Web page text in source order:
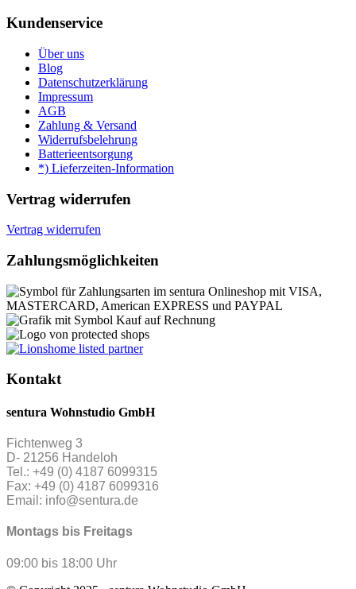
Kundenservice
Über uns
Blog
Datenschutzerklärung
Impressum
AGB
Zahlung & Versand
Widerrufsbelehrung
Batterieentsorgung
*) Lieferzeiten-Information
Vertrag widerrufen
Vertrag widerrufen
Zahlungsmöglichkeiten
Kontakt
sentura Wohnstudio GmbH
Fichtenweg 3
D- 21256 Handeloh
Tel.: +49 (0) 4187 6099315
Fax: +49 (0) 4187 6099316
Email: info@sentura.de
Montags bis Freitags
09:00 bis 18:00 Uhr